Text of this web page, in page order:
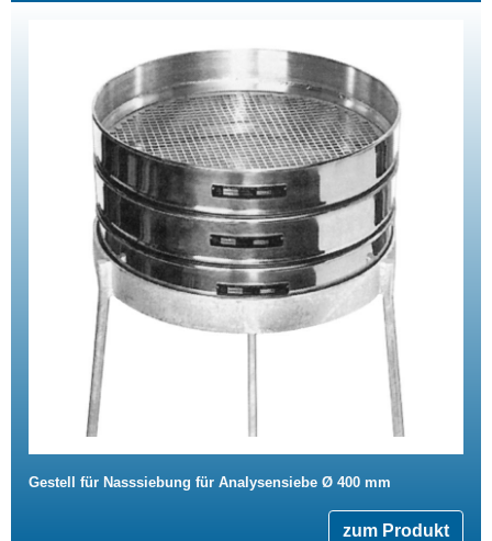
Gestell für Nasssiebung für Analysensiebe Ø 400 mm
zum Produkt